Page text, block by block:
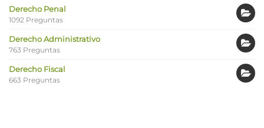
Derecho Penal
1092 Preguntas
Derecho Administrativo
763 Preguntas
Derecho Fiscal
663 Preguntas